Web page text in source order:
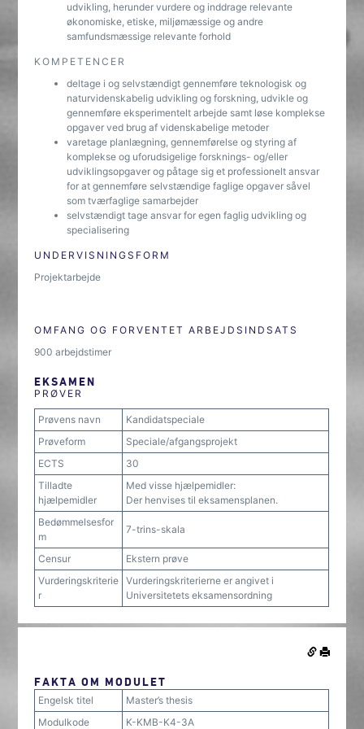
udvikling, herunder vurdere og inddrage relevante
økonomiske, etiske, miljømæssige og andre
samfundsmæssige relevante forhold
KOMPETENCER
deltage i og selvstændigt gennemføre teknologisk og
naturvidenskabelig udvikling og forskning, udvikle og
gennemføre eksperimentelt arbejde samt løse komplekse
opgaver ved brug af videnskabelige metoder
varetage planlægning, gennemførelse og styring af
komplekse og uforudsigelige forsknings- og/eller
udviklingsopgaver og påtage sig et professionelt ansvar
for at gennemføre selvstændige faglige opgaver såvel
som tværfaglige samarbejder
selvstændigt tage ansvar for egen faglig udvikling og
specialisering
UNDERVISNINGSFORM
Projektarbejde
OMFANG OG FORVENTET ARBEJDSINDSATS
900 arbejdstimer
EKSAMEN
PRØVER
Prøvens navn
Kandidatspeciale
Prøveform
Speciale/afgangsprojekt
ECTS
30
Tilladte
hjælpemidler
Med visse hjælpemidler:
Der henvises til eksamensplanen.
Bedømmelsesfor
m
7-trins-skala
Censur
Ekstern prøve
Vurderingskriterie
r
Vurderingskriterierne er angivet i
Universitetets eksamensordning
FAKTA OM MODULET
Engelsk titel
Master’s thesis
Modulkode
K-KMB-K4-3A